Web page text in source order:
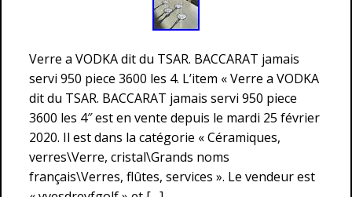
Verre a VODKA dit du TSAR. BACCARAT jamais
servi 950 piece 3600 les 4. L’item « Verre a VODKA
dit du TSAR. BACCARAT jamais servi 950 piece
3600 les 4″ est en vente depuis le mardi 25 février
2020. Il est dans la catégorie « Céramiques,
verres\Verre, cristal\Grands noms
français\Verres, flûtes, services ». Le vendeur est